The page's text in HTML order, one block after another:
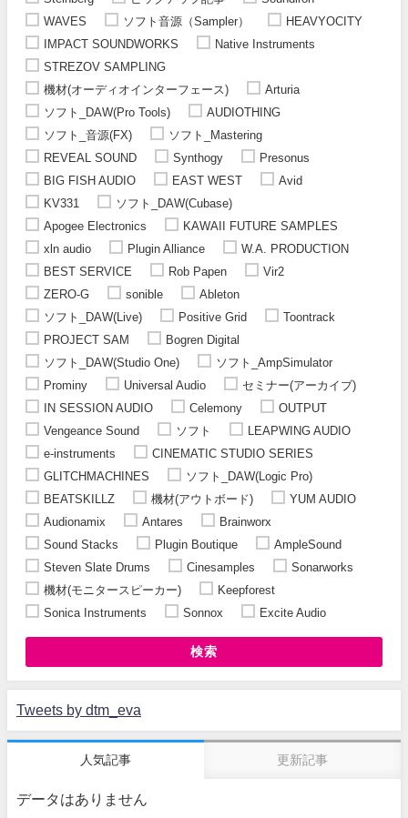
WAVES
ソフト音源（Sampler）
HEAVYOCITY
IMPACT SOUNDWORKS
Native Instruments
STREZOV SAMPLING
機材(オーディオインターフェース)
Arturia
ソフト_DAW(Pro Tools)
AUDIOTHING
ソフト_音源(FX)
ソフト_Mastering
REVEAL SOUND
Synthogy
Presonus
BIG FISH AUDIO
EAST WEST
Avid
KV331
ソフト_DAW(Cubase)
Apogee Electronics
KAWAII FUTURE SAMPLES
xln audio
Plugin Alliance
W.A. PRODUCTION
BEST SERVICE
Rob Papen
Vir2
ZERO-G
sonible
Ableton
ソフト_DAW(Live)
Positive Grid
Toontrack
PROJECT SAM
Bogren Digital
ソフト_DAW(Studio One)
ソフト_AmpSimulator
Prominy
Universal Audio
セミナー(アーカイブ)
IN SESSION AUDIO
Celemony
OUTPUT
Vengeance Sound
ソフト
LEAPWING AUDIO
e-instruments
CINEMATIC STUDIO SERIES
GLITCHMACHINES
ソフト_DAW(Logic Pro)
BEATSKILLZ
機材(アウトボード)
YUM AUDIO
Audionamix
Antares
Brainworx
Sound Stacks
Plugin Boutique
AmpleSound
Steven Slate Drums
Cinesamples
Sonarworks
機材(モニタースピーカー)
Keepforest
Sonica Instruments
Sonnox Excite Audio
検索
Tweets by dtm_eva
人気記事 更新記事
データはありません